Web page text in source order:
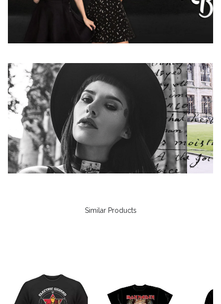
Similar Products